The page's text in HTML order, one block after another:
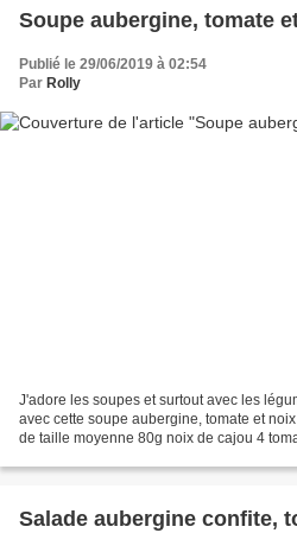
Soupe aubergine, tomate
Publié le 29/06/2019 à 02:54
Par Rolly
J'adore les soupes et surtout avec les
avec cette soupe aubergine, tomate et
de taille moyenne 80g noix de cajou 4
Salade aubergine confite,